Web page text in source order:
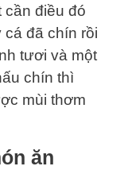
cần điều đó
cá đã chín rồi
tươi và một
chín thì
mùi thơm
ăn